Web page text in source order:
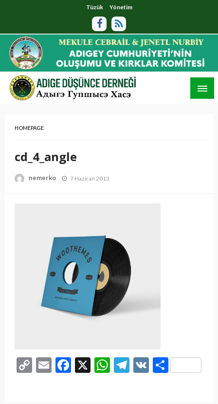
Tüzük Yönetim
HOMEPAGE
cd_4_angle
nemerko 7 Haziran 2013
CopyEmailFacebook
X WhatsApp
Telegram
VKShare